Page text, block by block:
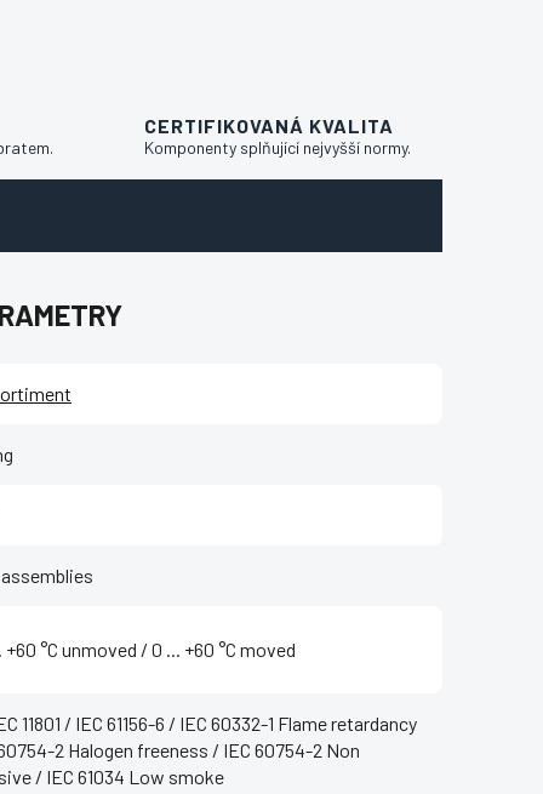
CERTIFIKOVANÁ KVALITA
Komponenty splňující nejvyšší normy.
+60 °C unmoved / ‌0 ... +60 °C moved
11801 / IEC 61156-6 / IEC 60332-1 Flame retardancy
2 Halogen freeness / IEC 60754-2 Non
/ IEC 61034 Low smoke